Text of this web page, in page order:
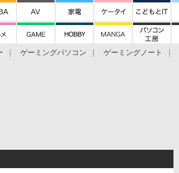
ゲーミングパソコン ゲーミングノート